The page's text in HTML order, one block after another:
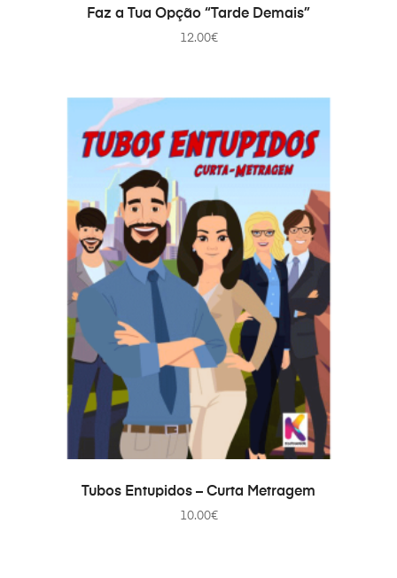
ADICIONAR
Faz a Tua Opção “Tarde Demais”
12.00€
ADICIONAR
Tubos Entupidos – Curta Metragem
10.00€